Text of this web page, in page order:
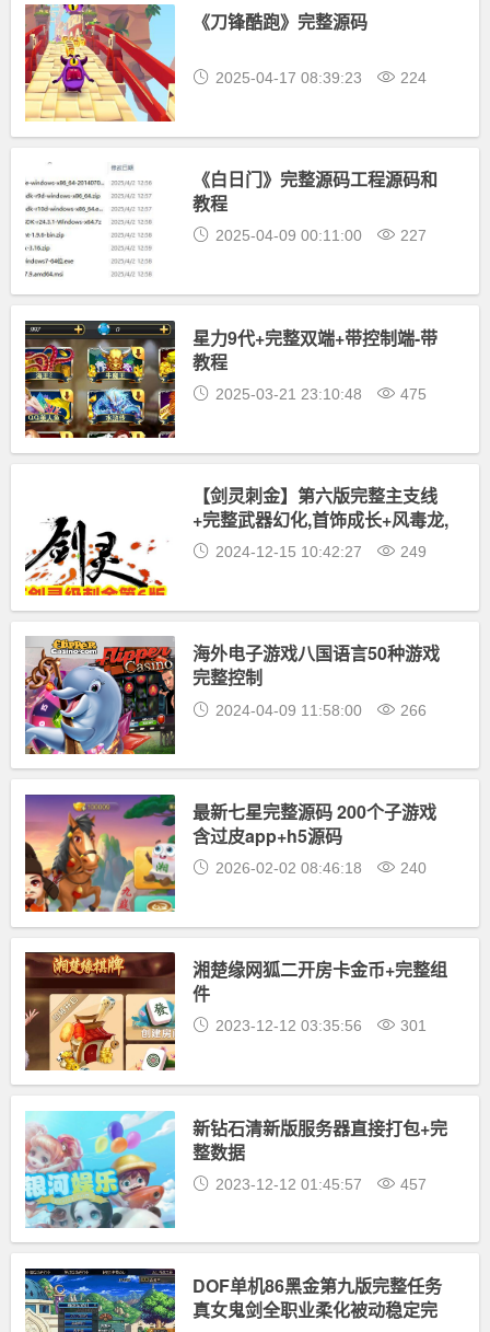
《刀锋酷跑》完整源码
2025-04-17 08:39:23 224
《白日门》完整源码工程源码和
教程
2025-04-09 00:11:00 227
星力9代+完整双端+带控制端-带
教程
2025-03-21 23:10:48 475
【剑灵刺金】第六版完整主支线
+完整武器幻化,首饰成长+风毒龙,
螺旋迷宫副本,带攻略及安装教程
2024-12-15 10:42:27 249
海外电子游戏八国语言50种游戏
完整控制
2024-04-09 11:58:00 266
最新七星完整源码 200个子游戏
含过皮app+h5源码
2026-02-02 08:46:18 240
湘楚缘网狐二开房卡金币+完整组
件
2023-12-12 03:35:56 301
新钻石清新版服务器直接打包+完
整数据
2023-12-12 01:45:57 457
DOF单机86黑金第九版完整任务
真女鬼剑全职业柔化被动稳定完